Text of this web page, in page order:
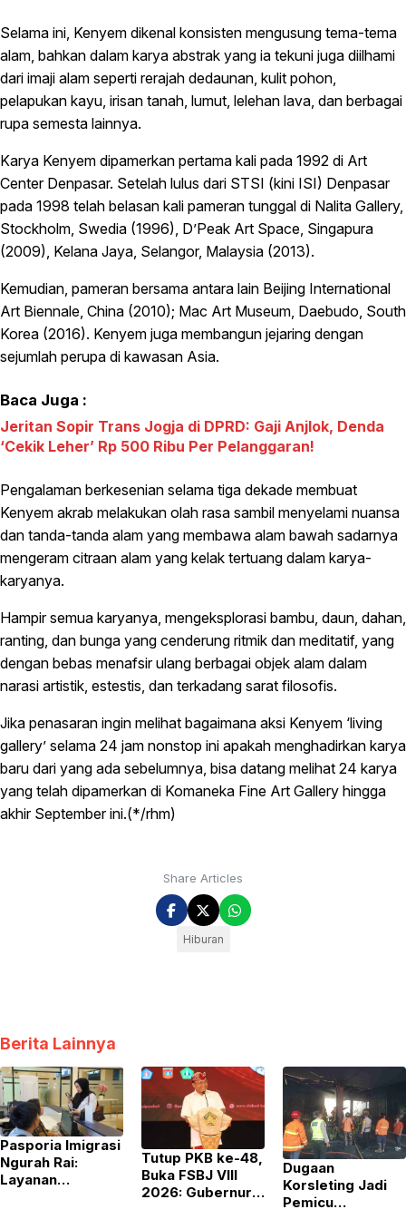
Selama ini, Kenyem dikenal konsisten mengusung tema-tema
alam, bahkan dalam karya abstrak yang ia tekuni juga diilhami
dari imaji alam seperti rerajah dedaunan, kulit pohon,
pelapukan kayu, irisan tanah, lumut, lelehan lava, dan berbagai
rupa semesta lainnya.
Karya Kenyem dipamerkan pertama kali pada 1992 di Art
Center Denpasar. Setelah lulus dari STSI (kini ISI) Denpasar
pada 1998 telah belasan kali pameran tunggal di Nalita Gallery,
Stockholm, Swedia (1996), D’Peak Art Space, Singapura
(2009), Kelana Jaya, Selangor, Malaysia (2013).
Kemudian, pameran bersama antara lain Beijing International
Art Biennale, China (2010); Mac Art Museum, Daebudo, South
Korea (2016). Kenyem juga membangun jejaring dengan
sejumlah perupa di kawasan Asia.
Baca Juga :
Jeritan Sopir Trans Jogja di DPRD: Gaji Anjlok, Denda
‘Cekik Leher’ Rp 500 Ribu Per Pelanggaran!
Pengalaman berkesenian selama tiga dekade membuat
Kenyem akrab melakukan olah rasa sambil menyelami nuansa
dan tanda-tanda alam yang membawa alam bawah sadarnya
mengeram citraan alam yang kelak tertuang dalam karya-
karyanya.
Hampir semua karyanya, mengeksplorasi bambu, daun, dahan,
ranting, dan bunga yang cenderung ritmik dan meditatif, yang
dengan bebas menafsir ulang berbagai objek alam dalam
narasi artistik, estestis, dan terkadang sarat filosofis.
Jika penasaran ingin melihat bagaimana aksi Kenyem ‘living
gallery’ selama 24 jam nonstop ini apakah menghadirkan karya
baru dari yang ada sebelumnya, bisa datang melihat 24 karya
yang telah dipamerkan di Komaneka Fine Art Gallery hingga
akhir September ini.(*/rhm)
Share Articles
Hiburan
Berita Lainnya
Pasporia Imigrasi
Ngurah Rai:
Layanan
Tutup PKB ke-48,
Buka FSBJ VIII
2026: Gubernur
Dugaan
Korsleting Jadi
Pemicu